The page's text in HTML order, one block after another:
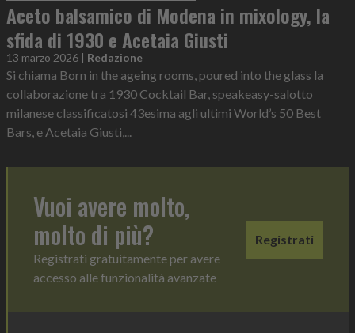
Aceto balsamico di Modena in mixology, la
sfida di 1930 e Acetaia Giusti
13 marzo 2026 | Redazione
Si chiama Born in the ageing rooms, poured into the glass la
collaborazione tra 1930 Cocktail Bar, speakeasy-salotto
milanese classificatosi 43esima agli ultimi World’s 50 Best
Bars, e Acetaia Giusti,...
Vuoi avere molto,
molto di più?
Registrati gratuitamente per avere
accesso alle funzionalità avanzate
Registrati